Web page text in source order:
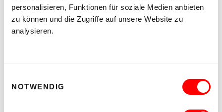
personalisieren, Funktionen für soziale Medien anbieten
zu können und die Zugriffe auf unsere Website zu
analysieren.
NOTWENDIG
MEHR LESEN